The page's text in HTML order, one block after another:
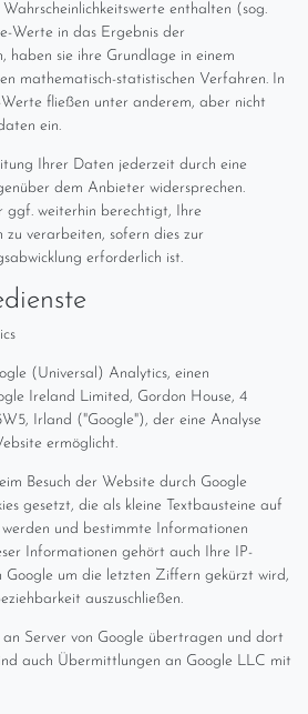
enthalten (sog.
Werte in das Ergebnis der
haben sie ihre Grundlage in einem
mathematisch-statistischen Verfahren. In
fließen unter anderem, aber nicht
ein.
Ihrer Daten jederzeit durch eine
dem Anbieter widersprechen.
ggf. weiterhin berechtigt, Ihre
zu verarbeiten, sofern dies zur
erforderlich ist.
(Universal) Analytics, einen
Ireland Limited, Gordon House, 4
Irland ("Google"), der eine Analyse
ermöglicht.
Besuch der Website durch Google
gesetzt, die als kleine Textbausteine auf
und bestimmte Informationen
Informationen gehört auch Ihre IP-
Google um die letzten Ziffern gekürzt wird,
auszuschließen.
Server von Google übertragen und dort
auch Übermittlungen an Google LLC mit